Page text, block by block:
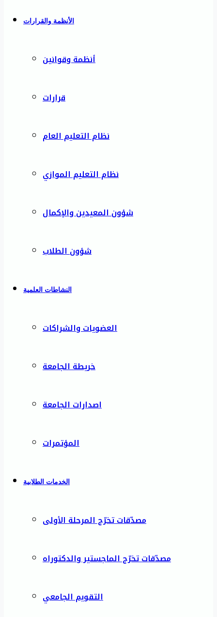
الأنظمة والقرارات
أنظمة وقوانين
قرارات
نظام التعليم العام
نظام التعليم الموازي
شؤون المعيدين والإكمال
شؤون الطلاب
النشاطات العلمية
العضويات والشراكات
خريطة الجامعة
اصدارات الجامعة
المؤتمرات
الخدمات الطلابية
مصدّقات تخرّج المرحلة الأولى
مصدّقات تخرّج الماجستير والدكتوراه
التقويم الجامعي